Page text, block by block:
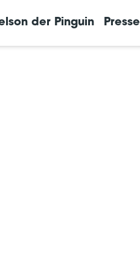
der Pinguin Presse